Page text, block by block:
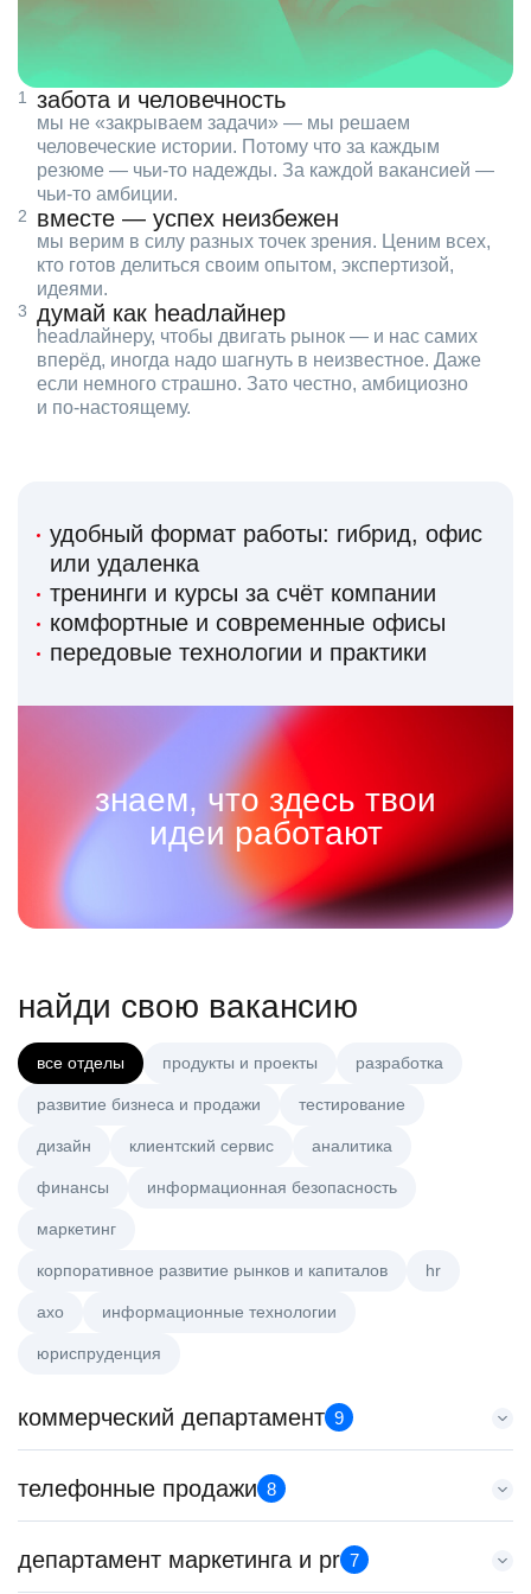
забота и человечность
мы не «закрываем задачи» — мы решаем
человеческие истории. Потому что за каждым
резюме — чьи‑то надежды. За каждой вакансией —
чьи‑то амбиции.
вместе — успех неизбежен
мы верим в силу разных точек зрения. Ценим всех,
кто готов делиться своим опытом, экспертизой,
идеями.
думай как headлайнер
headлайнеру, чтобы двигать рынок — и нас самих
вперёд, иногда надо шагнуть в неизвестное. Даже
если немного страшно. Зато честно, амбициозно
и по‑настоящему.
удобный формат работы: гибрид, офис
или удаленка
тренинги и курсы за счёт компании
комфортные и современные офисы
передовые технологии и практики
знаем, что здесь твои
идеи работают
найди свою вакансию
все отделы продукты и проекты разработка
развитие бизнеса и продажи тестирование
дизайн клиентский сервис аналитика
финансы информационная безопасность
маркетинг
корпоративное развитие рынков и капиталов hr
axo информационные технологии
юриспруденция
коммерческий департамент 9
Тренер по развитию компетенций продаж
HeadHunter::Коммерческий департамент
з/п не указана
телефонные продажи 8
Менеджер по продажам в сегменте среднего и крупного
бизнеса
департамент маркетинга и pr 7